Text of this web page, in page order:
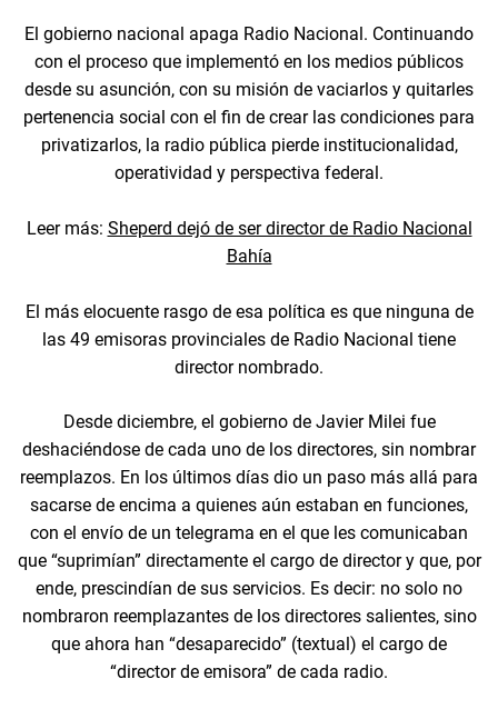
El gobierno nacional apaga Radio Nacional. Continuando
con el proceso que implementó en los medios públicos
desde su asunción, con su misión de vaciarlos y quitarles
pertenencia social con el fin de crear las condiciones para
privatizarlos, la radio pública pierde institucionalidad,
operatividad y perspectiva federal.
Leer más: Sheperd dejó de ser director de Radio Nacional
Bahía
El más elocuente rasgo de esa política es que ninguna de
las 49 emisoras provinciales de Radio Nacional tiene
director nombrado.
Desde diciembre, el gobierno de Javier Milei fue
deshaciéndose de cada uno de los directores, sin nombrar
reemplazos. En los últimos días dio un paso más allá para
sacarse de encima a quienes aún estaban en funciones,
con el envío de un telegrama en el que les comunicaban
que “suprimían” directamente el cargo de director y que, por
ende, prescindían de sus servicios. Es decir: no solo no
nombraron reemplazantes de los directores salientes, sino
que ahora han “desaparecido” (textual) el cargo de
“director de emisora” de cada radio.